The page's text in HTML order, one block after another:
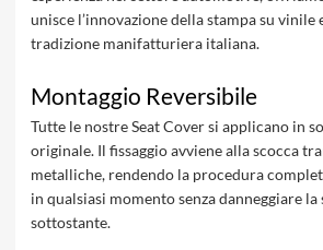
unisce l’innovazione della stampa su vinile
tradizione manifatturiera italiana.
Montaggio Reversibile
Tutte le nostre Seat Cover si applicano in
originale. Il fissaggio avviene alla scocca
metalliche, rendendo la procedura
in qualsiasi momento senza danneggiare
sottostante.